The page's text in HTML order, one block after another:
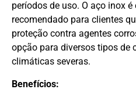
períodos de uso. O aço inox
recomendado para clientes
proteção contra agentes
opção para diversos tipos de
climáticas severas.
Benefícios: